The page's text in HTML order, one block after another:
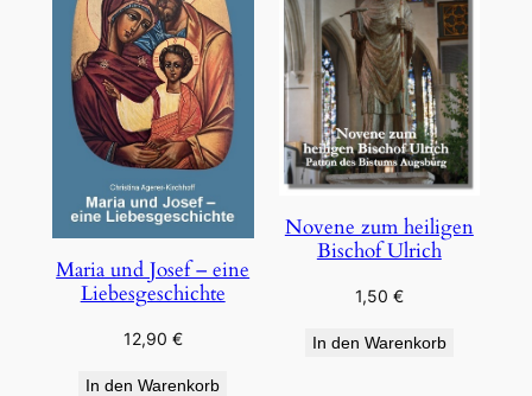
Maria und Josef – eine
Liebesgeschichte
12,90 €
In den Warenkorb
Novene zum heiligen
Bischof Ulrich
1,50 €
In den Warenkorb